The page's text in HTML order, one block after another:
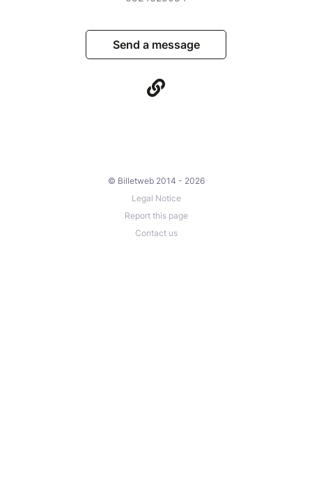
Send a message
© Billetweb 2014 - 2026
Legal Notice
Report this page
Contact us